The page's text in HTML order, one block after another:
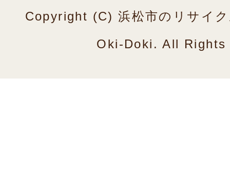
Copyright (C) 浜松市のリサイ
Oki-Doki. All Rights